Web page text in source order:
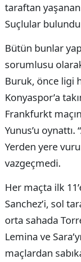
taraftan yaşanan
Suçlular
Bütün bunlar
sorumlusu
Buruk, önce ligi
Konyaspor’a
Frankfurkt
Yunus’u oynattı.
Yerden yere
vazgeçmedi.
Her maçta ilk
Sanchez’i, sol
orta sahada
Lemina ve
maçlardan